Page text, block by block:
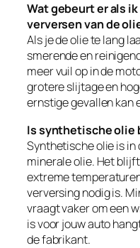
Wat gebeurt er als
verversen van de
Als je de olie te lang
smerende en
meer vuil op in de
grotere slijtage en
ernstige gevallen kan
Is synthetische olie
Synthetische olie is in
minerale olie. Het
extreme
verversing nodig is.
vraagt vaker om een
is voor jouw auto
de fabrikant.